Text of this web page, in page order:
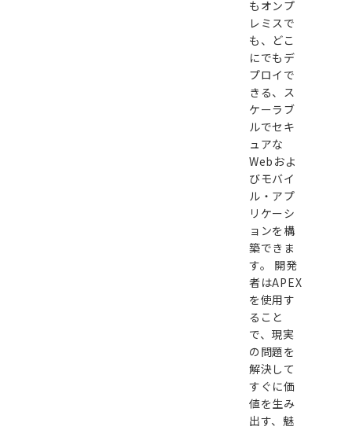
もオンプ
レミスで
も、どこ
にでもデ
プロイで
きる、ス
ケーラブ
ルでセキ
ュアな
Webおよ
びモバイ
ル・アプ
リケーシ
ョンを構
築できま
す。 開発
者はAPEX
を使用す
ること
で、現実
の問題を
解決して
すぐに価
値を生み
出す、魅